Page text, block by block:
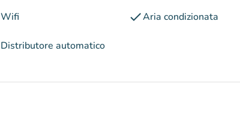
Wifi checkAria condizionata
Distributore automatico